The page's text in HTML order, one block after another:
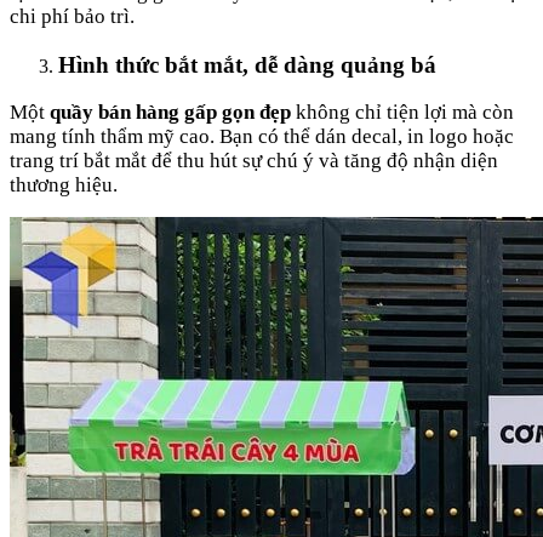
chi phí bảo trì.
Hình thức bắt mắt, dễ dàng quảng bá
Một quầy bán hàng gấp gọn đẹp không chỉ tiện lợi mà còn
mang tính thẩm mỹ cao. Bạn có thể dán decal, in logo hoặc
trang trí bắt mắt để thu hút sự chú ý và tăng độ nhận diện
thương hiệu.